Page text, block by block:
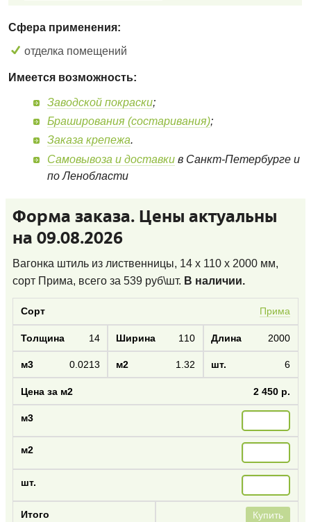
Сфера применения:
отделка помещений
Имеется возможность:
Заводской покраски;
Браширования (состаривания);
Заказа крепежа.
Самовывоза и доставки в Санкт-Петербурге и
по Ленобласти
Форма заказа. Цены актуальны
на 09.08.2026
Вагонка штиль из лиственницы, 14 x 110 x 2000 мм,
сорт Прима, всего за 539 руб\шт. В наличии.
Прима
14 110 2000
0.0213 1.32 6
2 450 р.
Купить